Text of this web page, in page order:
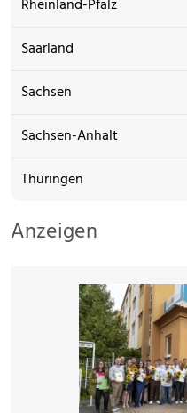
Rheinland-Pfalz
Saarland
Sachsen
Sachsen-Anhalt
Thüringen
Anzeigen